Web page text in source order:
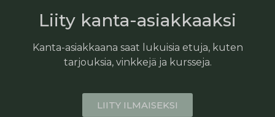
Liity kanta-asiakkaaksi
Kanta-asiakkaana saat lukuisia etuja, kuten
tarjouksia, vinkkejä ja kursseja.
LIITY ILMAISEKSI